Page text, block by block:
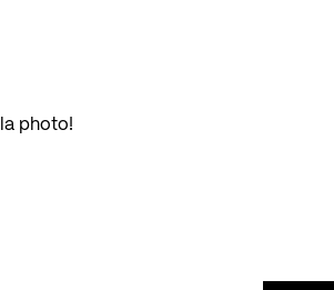
photo!